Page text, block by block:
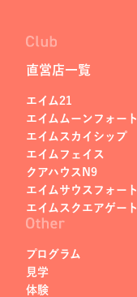
直営店一覧
エイム21
エイムムーンフォート
エイムスカイシップ
エイムフェイス
クアハウスN9
エイムサウスフォート
エイムスクエアゲート
プログラム
見学
体験